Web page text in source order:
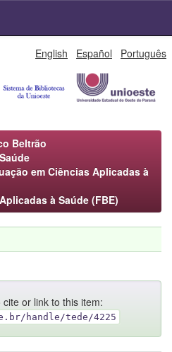
English Español Português
Beltrão
em Ciências Aplicadas à
à Saúde (FBE)
or link to this item:
handle/tede/4225